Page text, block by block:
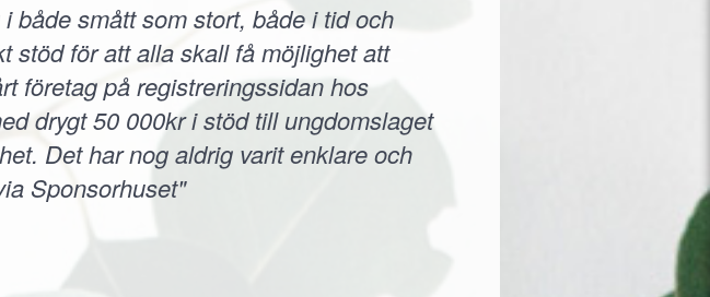
både smått som stort, både i tid och
stöd för att alla skall få möjlighet att
företag på registreringssidan hos
drygt 50 000kr i stöd till ungdomslaget
Det har nog aldrig varit enklare och
Sponsorhuset"